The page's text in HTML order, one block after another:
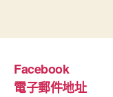
Facebook
電子郵件地址